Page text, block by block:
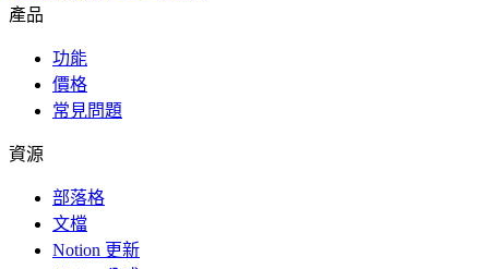
產品
功能
價格
常見問題
資源
部落格
文檔
Notion 更新